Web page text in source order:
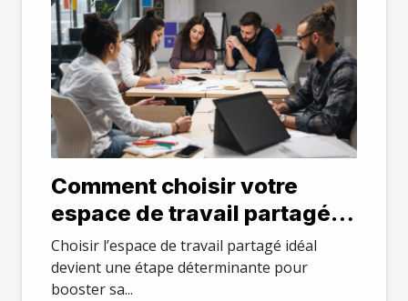
Comment choisir votre
espace de travail partagé
idéal ?
Choisir l’espace de travail partagé idéal
devient une étape déterminante pour
booster sa...